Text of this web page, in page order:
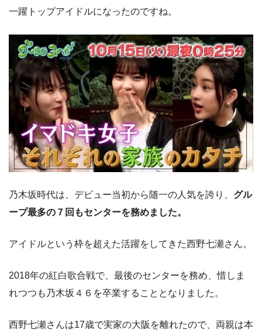
一躍トップアイドルになったのですね。
乃木坂時代は、デビュー当初から随一の人気を誇り、 グル
ープ最多の７回もセンターを務めました。
アイドルという枠を超えた活躍をしてきた西野七瀬さん。
2018年の紅白歌合戦で、最後のセンターを務め、惜しま
れつつも乃木坂４６を卒業することとなりました。
西野七瀬さんは17歳で実家の大阪を離れたので、両親は本